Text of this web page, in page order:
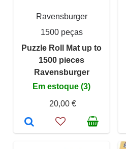
Ravensburger
1500 peças
Puzzle Roll Mat up to
1500 pieces
Ravensburger
Em estoque (3)
20,00 €